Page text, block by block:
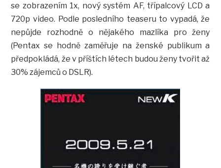
se zobrazením 1x, nový systém AF, třípalcový LCD a
720p video. Podle posledního teaseru to vypadá, že
nepůjde rozhodně o nějakého mazlíka pro ženy
(Pentax se hodně zaměřuje na ženské publikum a
předpokládá, že v příštích létech budou ženy tvořit až
30% zájemců o DSLR).